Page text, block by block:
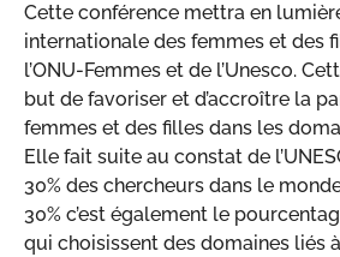
Cette conférence mettra en
internationale des femmes et des
l’ONU-Femmes et de l’Unesco.
but de favoriser et d’accroître la
femmes et des filles dans les
Elle fait suite au constat de
30% des chercheurs dans le
30% c’est également le
qui choisissent des domaines liés